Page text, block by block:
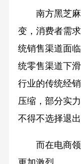
南方黑芝
变，消费者需
统销售渠道面
统零售渠道下
行业的传统经
压缩，部分实
不得不选择退出
而在电商